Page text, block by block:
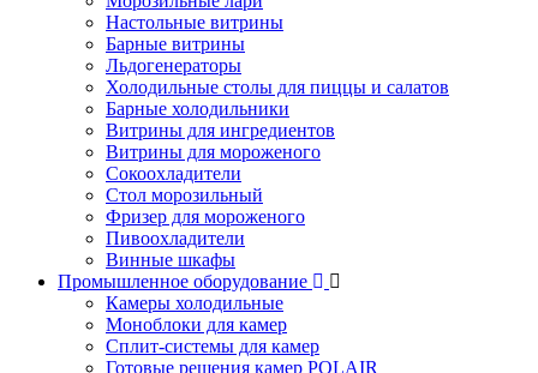
Настольные витрины
Барные витрины
Льдогенераторы
Холодильные столы для пиццы и салатов
Барные холодильники
Витрины для ингредиентов
Витрины для мороженого
Сокоохладители
Стол морозильный
Фризер для мороженого
Пивоохладители
Винные шкафы
Промышленное оборудование
Камеры холодильные
Моноблоки для камер
Сплит-системы для камер
Готовые решения камер POLAIR